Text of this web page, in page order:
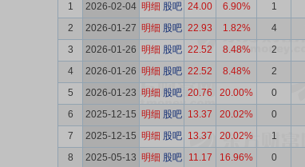
1 2026-02-04 明细 股吧 24.00 6.90% 1
2
2026-01-27 明细 股吧 22.93 1.82% 4
3
2026-01-26 明细 股吧 22.52 8.48% 2
4
2026-01-26 明细 股吧 22.52 8.48% 2
5
2026-01-23 明细 股吧 20.76 20.00% 0
6
2025-12-15 明细 股吧 13.37 20.02% 0
7
2025-12-15 明细 股吧 13.37 20.02% 1
8
2025-05-13 明细 股吧 11.17 16.96% 0